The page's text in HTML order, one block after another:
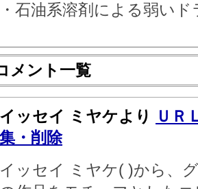
・石油系溶剤による弱い
メント一覧
イッセイ ミヤケより
ＵＲ
集・削除
イッセイ ミヤケ( )から、